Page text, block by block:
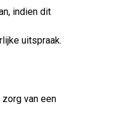
indien dit
uitspraak.
van een